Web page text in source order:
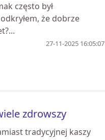
często był
że dobrze
27-11-2025 16:05:07
zdrowszy
tradycyjnej kaszy